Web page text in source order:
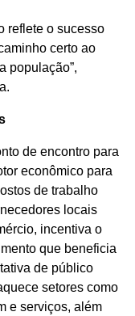
reflete o sucesso
certo ao
população”,
de encontro para
econômico para
de trabalho
locais
incentiva o
que beneficia
de público
setores como
e serviços, além